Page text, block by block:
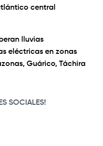
central
lluvias
eléctricas en zonas
Guárico, Táchira
SOCIALES!